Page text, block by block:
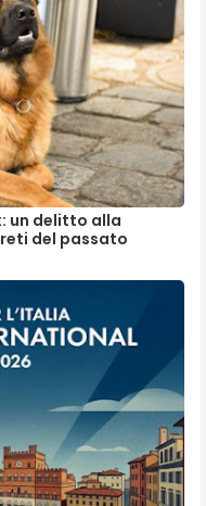
un delitto alla
del passato